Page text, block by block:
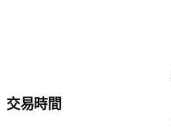
交易時間